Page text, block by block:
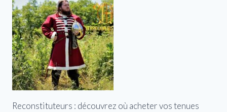
Reconstituteurs : découvrez où acheter vos tenues